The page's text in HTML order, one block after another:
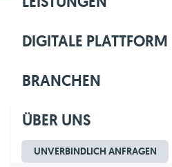
DIGITALE PLATTFORM
BRANCHEN
ÜBER UNS
UNVERBINDLICH ANFRAGEN
Dipl.-Kfm. Christian Gebert,
erstellt am 04.10.2024